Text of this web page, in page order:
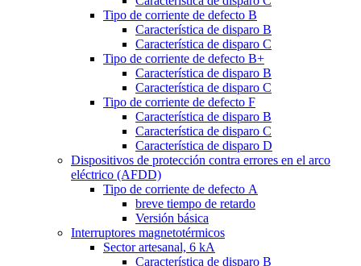
Tipo de corriente de defecto B
Característica de disparo B
Característica de disparo C
Tipo de corriente de defecto B+
Característica de disparo B
Característica de disparo C
Tipo de corriente de defecto F
Característica de disparo B
Característica de disparo C
Característica de disparo D
Dispositivos de protección contra errores en el arco
eléctrico (AFDD)
Tipo de corriente de defecto A
breve tiempo de retardo
Versión básica
Interruptores magnetotérmicos
Sector artesanal, 6 kA
Característica de disparo B